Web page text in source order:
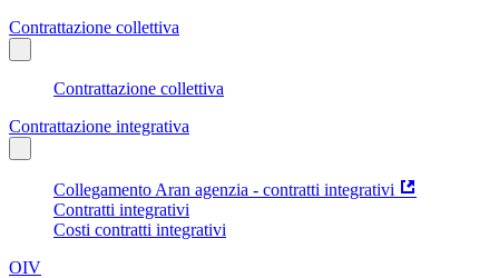
Contrattazione collettiva
Contrattazione collettiva
Contrattazione integrativa
Collegamento Aran agenzia - contratti integrativi
Contratti integrativi
Costi contratti integrativi
OIV